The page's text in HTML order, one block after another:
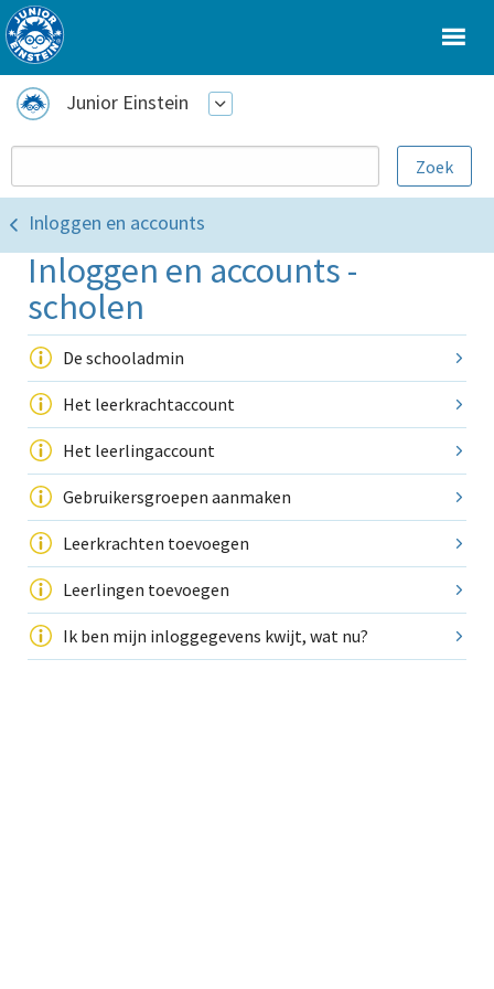
Junior Einstein
Inloggen en accounts
Inloggen en accounts -
scholen
De schooladmin
Het leerkrachtaccount
Het leerlingaccount
Gebruikersgroepen aanmaken
Leerkrachten toevoegen
Leerlingen toevoegen
Ik ben mijn inloggegevens kwijt, wat nu?